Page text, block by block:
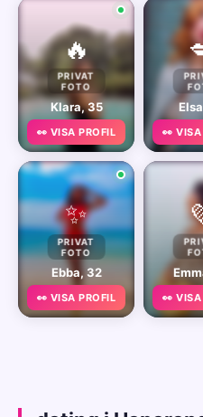
🔥
PRIVAT
FOTO
Klara, 35
👀 VISA PROFIL 👀 VISA
✨
PRIVAT
FOTO
Ebba, 32
👀 VISA PROFIL 👀 VISA